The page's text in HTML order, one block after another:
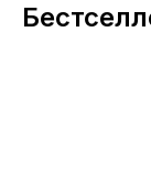
СЕЗОННОСТЬ: